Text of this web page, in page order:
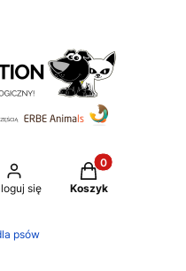
się
Produkty w
Koszyk
psów